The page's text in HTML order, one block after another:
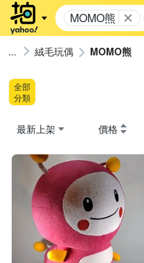
MOMO熊
絨毛玩偶 MOMO熊
全部
分類
最新上架 價格